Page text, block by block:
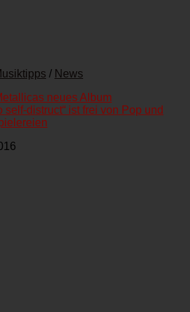
/ News
neues Album
distruct“ ist frei von Pop und